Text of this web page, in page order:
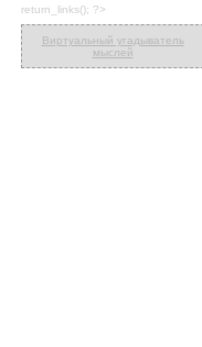
return_links(); ?>
Виртуальный угадыватель
мыслей